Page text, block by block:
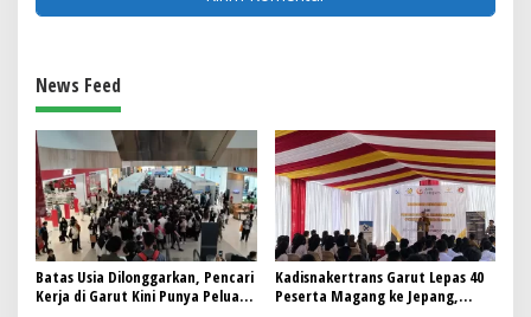
News Feed
Batas Usia Dilonggarkan, Pencari
Kerja di Garut Kini Punya Peluang
Kadisnakertrans Garut Lepas 40
Peserta Magang ke Jepang,